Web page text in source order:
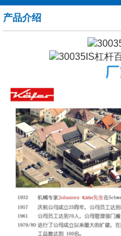
产品介绍